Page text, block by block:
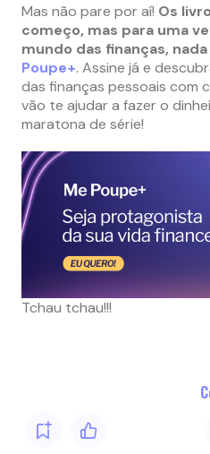
Mas não pare por aí! Os
começo, mas para uma
mundo das finanças,
Poupe+. Assine já e
das finanças pessoais com
vão te ajudar a fazer o
maratona de série!
Tchau tchau!!!